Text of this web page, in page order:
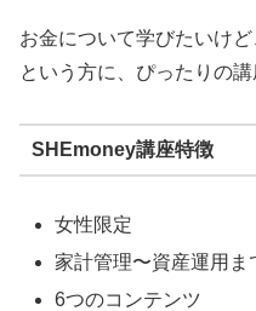
お金について学びたいけ
という方に、ぴったりの講
SHEmoney講座特徴
女性限定
家計管理〜資産運用ま
6つのコンテンツ